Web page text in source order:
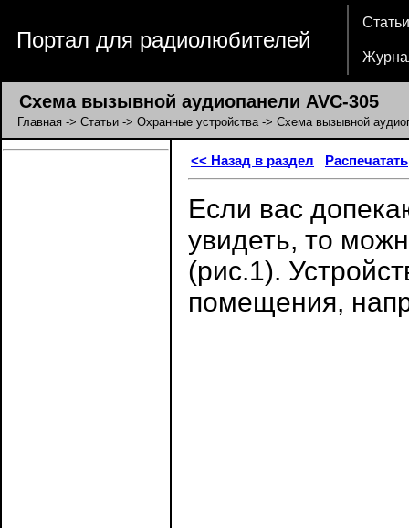
Портал для радиолюбителей
Статьи
Схема вызывной аудиопанели AVC-305
Главная -> Статьи -> Охранные устройства-> Схема вызывной
<< Назад в раздел Распечатать
Если вас
увидеть, то
(рис.1).
помещения,